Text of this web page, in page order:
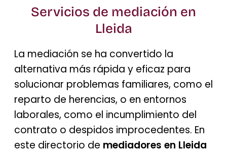
Servicios de mediación en
Lleida
La mediación se ha convertido la
alternativa más rápida y eficaz para
solucionar problemas familiares, como el
reparto de herencias, o en entornos
laborales, como el incumplimiento del
contrato o despidos improcedentes. En
este directorio de mediadores en Lleida